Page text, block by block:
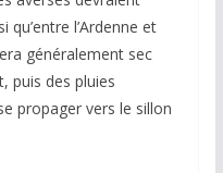
qu’entre l’Ardenne et
généralement sec
puis des pluies
propager vers le sillon